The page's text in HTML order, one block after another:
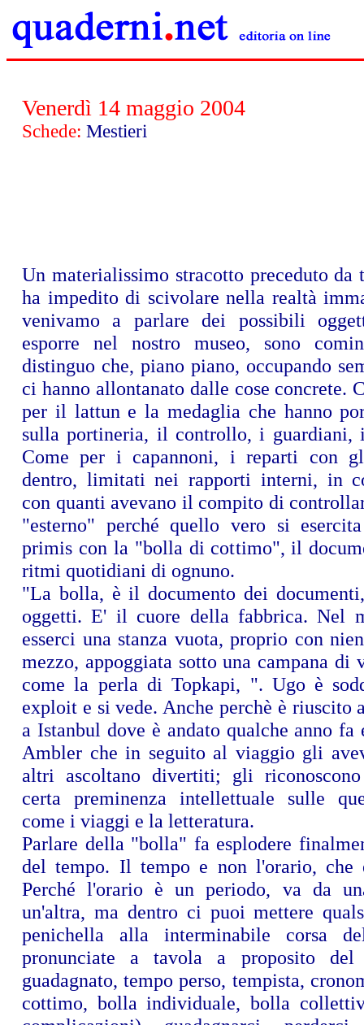
Venerdì 14 maggio 2004
Schede: Mestieri
Un materialissimo stracotto preceduto
ha impedito di scivolare nella realtà
venivamo a parlare dei possibili
esporre nel nostro museo, sono
distinguo che, piano piano, occupando
ci hanno allontanato dalle cose concrete.
per il lattun e la medaglia che hanno
sulla portineria, il controllo, i guardiani,
Come per i capannoni, i reparti con
dentro, limitati nei rapporti interni, in
con quanti avevano il compito di
"esterno" perché quello vero si
primis con la "bolla di cottimo", il
ritmi quotidiani di ognuno.
"La bolla, è il documento dei
oggetti. E' il cuore della fabbrica. Nel
esserci una stanza vuota, proprio con
mezzo, appoggiata sotto una campana di
come la perla di Topkapi, ". Ugo è
exploit e si vede. Anche perchè è riuscito
a Istanbul dove è andato qualche anno
Ambler che in seguito al viaggio gli
altri ascoltano divertiti; gli
certa preminenza intellettuale sulle
come i viaggi e la letteratura.
Parlare della "bolla" fa esplodere
del tempo. Il tempo e non l'orario, che
Perché l'orario è un periodo, va da
un'altra, ma dentro ci puoi mettere
penichella alla interminabile corsa
pronunciate a tavola a proposito del
guadagnato, tempo perso, tempista,
cottimo, bolla individuale, bolla